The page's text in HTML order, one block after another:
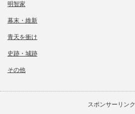
明智家
幕末・維新
青天を衝け
史跡・城跡
その他
スポンサーリンク